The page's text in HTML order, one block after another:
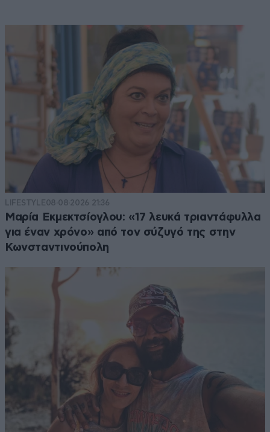
LIFESTYLE08·08·2026 21:36
Μαρία Εκμεκτσίογλου: «17 λευκά τριαντάφυλλα
για έναν χρόνο» από τον σύζυγό της στην
Κωνσταντινούπολη